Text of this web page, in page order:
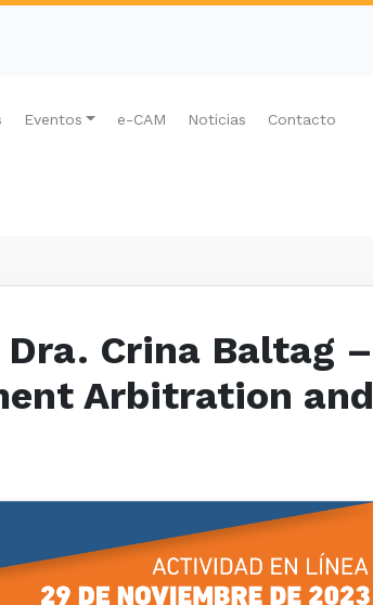
Eventos e-CAM Noticias Contacto
Crina Baltag –
Arbitration and